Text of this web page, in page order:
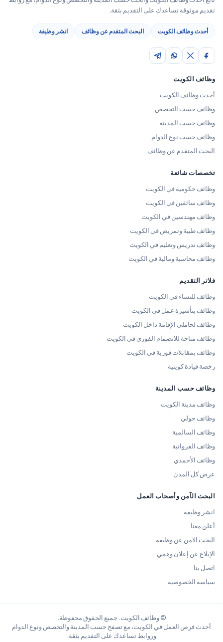
تقديم موثوقة تساعدك على التقديم بثقة.
أحدث وظائف الكويت البحث المتقدم عن وظائف انشر وظيفة
وظائف الكويت
أحدث وظائف الكويت
وظائف حسب التخصص
وظائف حسب المدينة
وظائف حسب نوع الدوام
البحث المتقدم عن وظائف
تخصصات شائعة
وظائف حكومية في الكويت
وظائف سائقين في الكويت
وظائف مهندسين في الكويت
وظائف طبية وتمريض في الكويت
وظائف تدريس وتعليم في الكويت
وظائف محاسبة ومالية في الكويت
فلاتر التقديم
وظائف للنساء في الكويت
وظائف بتأشيرة عمل في الكويت
وظائف لحاملي الإقامة داخل الكويت
وظائف متاحة للانضمام الفوري في الكويت
وظائف بمقابلات فورية في الكويت
رخصة قيادة كويتية
وظائف حسب المدينة
وظائف مدينة الكويت
وظائف حولي
وظائف السالمية
وظائف الفروانية
وظائف الأحمدي
عرض كل المدن
البحث الآمن وأصحاب العمل
انشر وظيفة
أعلن معنا
البحث الآمن عن وظيفة
الإبلاغ عن إعلان وهمي
اتصل بنا
سياسة الخصوصية
© وظائف الكويت. جميع الحقوق محفوظة.
أحدث فرص العمل في الكويت، مع تصفح حسب المدينة والتخصص ونوع الدوام
وروابط تساعدك على التقديم بثقة.